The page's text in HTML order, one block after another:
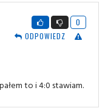
0
ODPOWIEDZ
to i 4:0 stawiam.